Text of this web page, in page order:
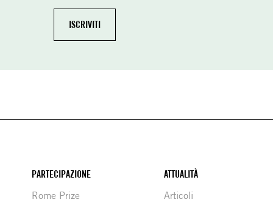
PARTECIPAZIONE
Rome Prize
ATTUALITÀ
Articoli